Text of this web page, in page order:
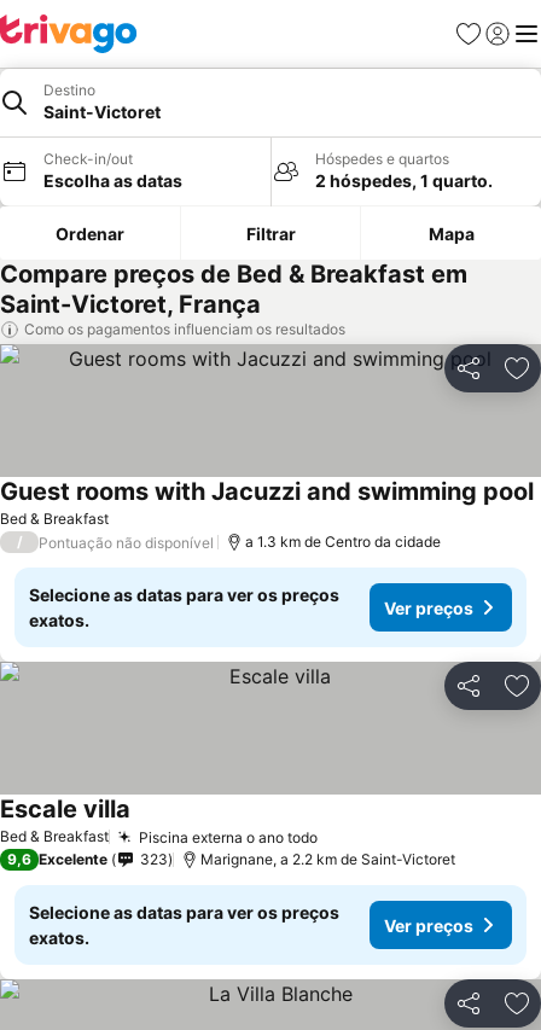
Favoritos
Iniciar
Destino
Saint-Victoret
Check-in/out
Escolha as datas
Hóspedes e quartos
2 hóspedes, 1 quarto.
Ordenar Filtrar Mapa
Compare preços de Bed & Breakfast em
Saint-Victoret, França
Como os pagamentos influenciam os resultados
Partilhar
Bed & Breakfast
Guest rooms with Jacuzzi and swimming pool
/ Pontuação não disponível a 1.3 km de Centro da cidade
Selecione as datas para ver os preços
exatos.
Ver preços
Partilhar
Bed & Breakfast Piscina externa o ano todoVer preços
Escale villa
9,6 Excelente 323 Marignane, a 2.2 km de Saint-Victoret
Selecione as datas para ver os preços
exatos.
Ver preços
Partilhar